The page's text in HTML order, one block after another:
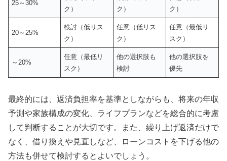
25～30%
ク）
ク）
ク）
20～25%
検討（低リス
ク）
任意（低リス
ク）
任意（最低リ
スク）
～20%
任意（最低リ
スク）
他の選択肢も
検討
他の選択肢を
優先
最終的には、返済負担率を基準としながらも、将来の年収
予測や家族構成の変化、ライフプランなどを総合的に考慮
して判断することが大切です。また、繰り上げ返済だけで
なく、借り換えや見直しなど、ローンコストを下げる他の
方法も併せて検討するとよいでしょう。